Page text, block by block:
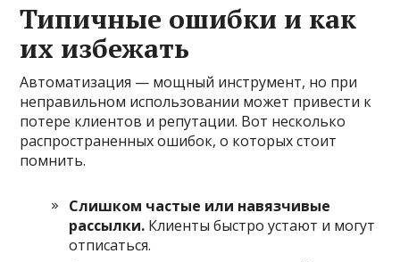
Типичные ошибки и как
их избежать
Автоматизация — мощный инструмент, но при
неправильном использовании может привести к
потере клиентов и репутации. Вот несколько
распространенных ошибок, о которых стоит
помнить.
Слишком частые или навязчивые
рассылки. Клиенты быстро устают и могут
отписаться.